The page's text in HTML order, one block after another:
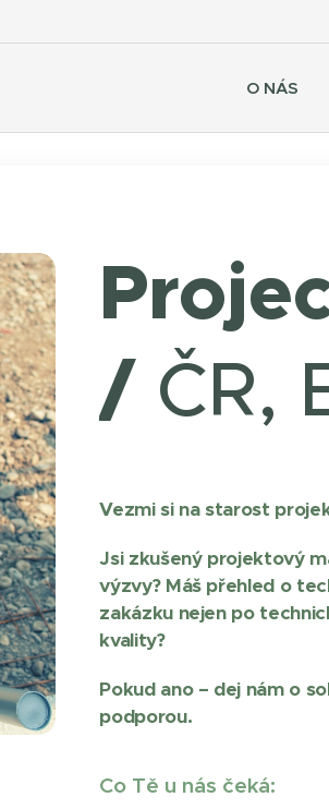
O NÁS
/ČR,
Vezmi si na starost
Jsi zkušený projektový
výzvy? Máš přehled o
zakázku nejen po
kvality?
Pokud ano – dej nám o
podporou.
Co Tě u nás čeká: